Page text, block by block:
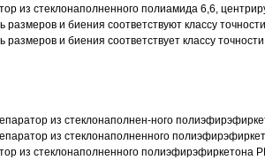
из стеклонаполненного полиамида 6,6,
размеров и биения соответствуют классу
размеров и биения соответствует классу
из стеклонаполнен-ного
из стеклонаполненного
из стеклонаполненного полиэфирэфиркетона